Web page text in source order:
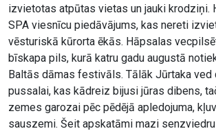
izvietotas atpūtas vietas un jauki krodziņi.
SPA viesnīcu piedāvājums, kas nereti
vēsturiskā kūrorta ēkās. Hāpsalas
bīskapa pils, kurā katru gadu augustā
Baltās dāmas festivāls. Tālāk Jūrtaka ved
pussalai, kas kādreiz bijusi jūras dibens,
zemes garozai pēc pēdējā apledojuma,
sauszemi. Šeit apskatāmi mazi